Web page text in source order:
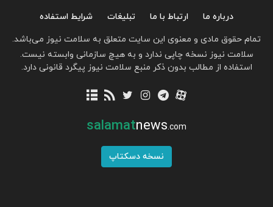
درباره ما ارتباط با ما تبلیغات
شرایط استفاده
تمام حقوق مادی و معنوی این سایت متعلق به سلامت نیوز می‌باشد.
سلامت نیوز نسخه چاپی ندارد و به هیچ سازمانی وابسته نیست.
استفاده از مطالب بدون ذکر منبع سلامت نیوز پیگرد قانونی دارد.
salamatnews.com
نسخه دسکتاپ